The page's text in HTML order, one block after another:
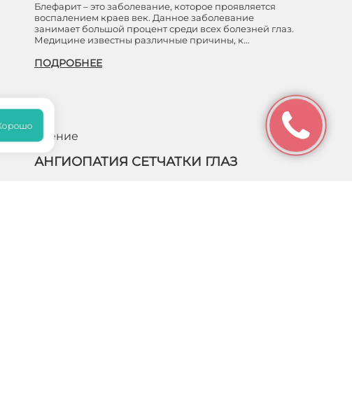
Блефарит – это заболевание, которое проявляется
воспалением краев век. Данное заболевание
занимает большой процент среди всех болезней глаз.
Медицине известны различные причины, к…
ПОДРОБНЕЕ
Зрение
АНГИОПАТИЯ СЕТЧАТКИ ГЛАЗ
Хорошо